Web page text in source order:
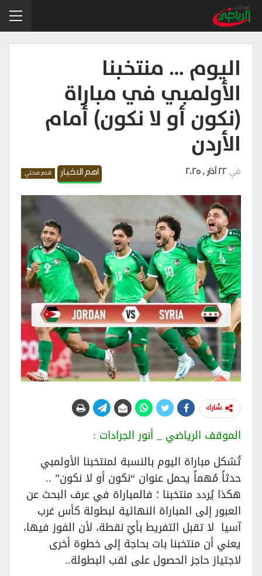
اليوم … منتخبنا
الأولمبي في مباراة
(نكون أو لا نكون) أمام
الأردن
اهم الاخبار قدم محلي في 22 آذار , 2025
شارك
الموقف الرياضي _ أنور الجرادات :
تُشكل مباراة اليوم بالنسبة لمنتخبنا الأولمبي
حدثاً مُهماً يحمل عنوان “نكون أو لا نكون” ..
هكذا يُردد منتخبنا ؛ فالمباراة في عرف البحث عن
العبور إلى المباراة النهائية لبطولة كأس غرب
آسيا لا تقبل التفريط بأيّ نقطة، لأن الفوز فيها،
يعني أن منتخبنا بات بحاجة إلى خطوة أخرى
لاجتياز حاجز الحصول على لقب البطولة..